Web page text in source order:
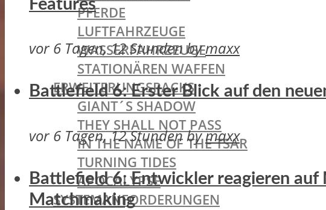
PFERDE
LUFTFAHRZEUGE
WASSERFAHRZEUGE
STATIONÄREN WAFFEN
ERWEITERUNGSPACKS
GIANT´S SHADOW
THEY SHALL NOT PASS
IN THE NAME OF THE TSAR
TURNING TIDES
APOCALYPSE
SYSTEMANFORDERUNGEN
Features
vor 6 Tagen, 12 Stundenbymaxx
Battlefield 6: Erster Blick auf den
vor 6 Tagen, 12 Stundenbymaxx
Battlefield 6: Entwickler reagieren
Matchmaking